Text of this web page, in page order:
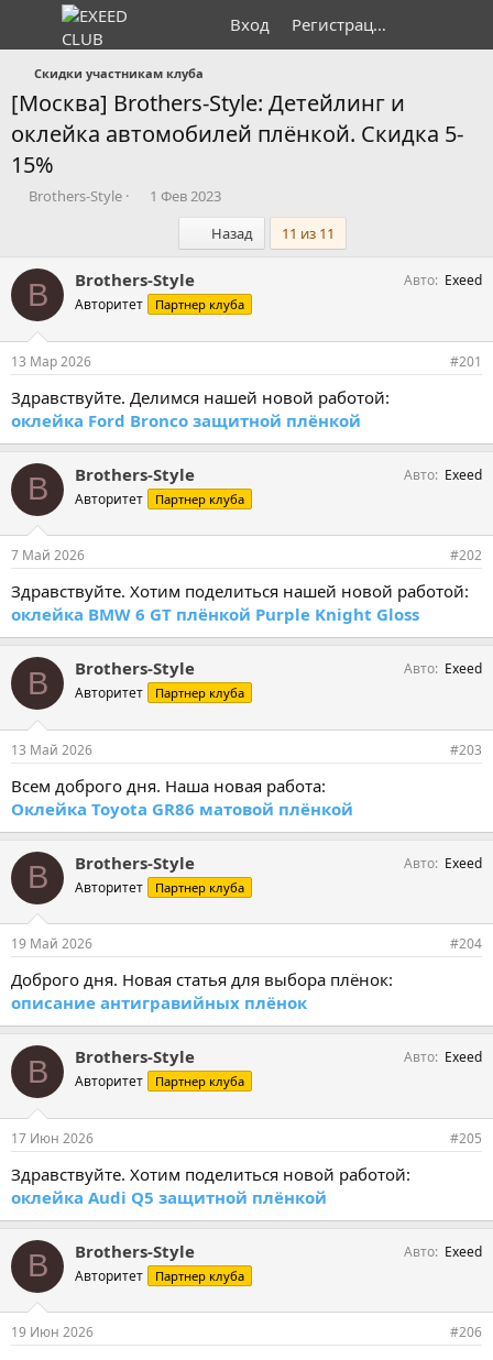
Вход Регистрация
Скидки участникам клуба
[Москва] Brothers-Style: Детейлинг и
оклейка автомобилей плёнкой. Скидка 5-
15%
А
р
т
м
ы
Brothers-Style
Д
н
а
ч
а
1 Фев 2023
ПервыйНазад 11 из 11
B Brothers-Style
Авторитет Партнер клуба
Авто Exeed
13 Мар 2026 #201
Здравствуйте. Делимся нашей новой работой:
оклейка Ford Bronco защитной плёнкой
B Brothers-Style
Авторитет Партнер клуба
Авто Exeed
7 Май 2026 #202
Здравствуйте. Хотим поделиться нашей новой работой:
оклейка BMW 6 GT плёнкой Purple Knight Gloss
B Brothers-Style
Авторитет Партнер клуба
Авто Exeed
13 Май 2026 #203
Всем доброго дня. Наша новая работа:
Оклейка Toyota GR86 матовой плёнкой
B Brothers-Style
Авторитет Партнер клуба
Авто Exeed
19 Май 2026 #204
Доброго дня. Новая статья для выбора плёнок:
описание антигравийных плёнок
B Brothers-Style
Авторитет Партнер клуба
Авто Exeed
17 Июн 2026 #205
Здравствуйте. Хотим поделиться новой работой:
оклейка Audi Q5 защитной плёнкой
B Brothers-Style
Авторитет Партнер клуба
Авто Exeed
19 Июн 2026 #206